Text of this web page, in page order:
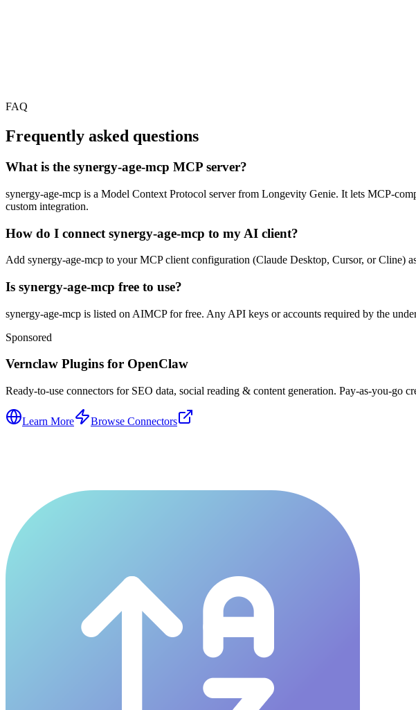
FAQ
Frequently asked questions
What is the synergy-age-mcp MCP server?
synergy-age-mcp is a Model Context Protocol server from Longevity Genie. It lets MCP-
custom integration.
How do I connect synergy-age-mcp to my AI client?
Add synergy-age-mcp to your MCP client configuration (Claude Desktop, Cursor, or Cline)
Is synergy-age-mcp free to use?
synergy-age-mcp is listed on AIMCP for free. Any API keys or accounts required by the
Sponsored
Vernclaw Plugins for OpenClaw
Ready-to-use connectors for SEO data, social reading & content generation. Pay-as-you-go
Learn More Browse Connectors